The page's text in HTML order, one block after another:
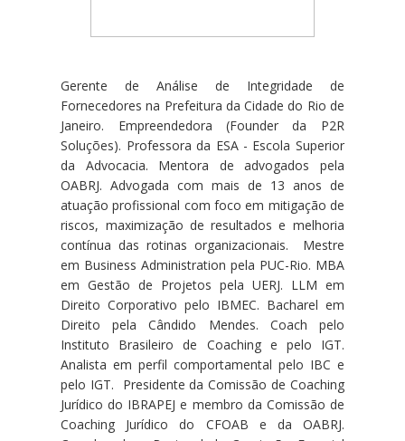
Gerente de Análise de Integridade de
Fornecedores na Prefeitura da Cidade do Rio de
Janeiro. Empreendedora (Founder da P2R
Soluções). Professora da ESA - Escola Superior
da Advocacia. Mentora de advogados pela
OABRJ. Advogada com mais de 13 anos de
atuação profissional com foco em mitigação de
riscos, maximização de resultados e melhoria
contínua das rotinas organizacionais. Mestre
em Business Administration pela PUC-Rio. MBA
em Gestão de Projetos pela UERJ. LLM em
Direito Corporativo pelo IBMEC. Bacharel em
Direito pela Cândido Mendes. Coach pelo
Instituto Brasileiro de Coaching e pelo IGT.
Analista em perfil comportamental pelo IBC e
pelo IGT. Presidente da Comissão de Coaching
Jurídico do IBRAPEJ e membro da Comissão de
Coaching Jurídico do CFOAB e da OABRJ.